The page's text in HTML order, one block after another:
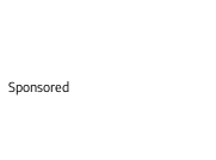
Sponsored